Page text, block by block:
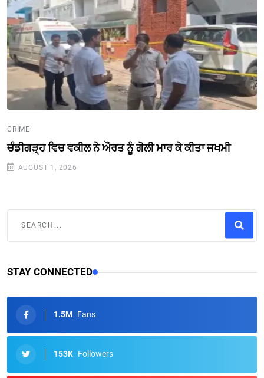
CRIME
ਚੰਡੀਗੜ੍ਹ ਵਿਚ ਵਕੀਲ ਨੇ ਔਰਤ ਨੂੰ ਗੋਲੀ ਮਾਰ ਕੇ ਕੀਤਾ ਜਖਮੀ
AUGUST 1, 2026
STAY CONNECTED
1.5M Fans
153K Followers